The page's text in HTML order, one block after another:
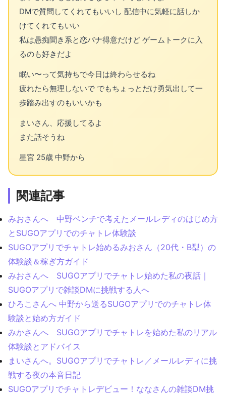
DMで質問してくれてもいいし 配信中に気軽に話しか
けてくれてもいい
私は愚痴聞き系と恋バナ得意だけど ゲームトークに入
るのも好きだよ
眠い〜って気持ちで今日は終わらせるね
疲れたら無理しないで でもちょっとだけ勇気出して一
歩踏み出すのもいいかも
まいさん、応援してるよ
また話そうね
星宮 25歳 中野から
関連記事
みおさんへ 中野ベンチで考えたメールレディのはじめ方
とSUGOアプリでのチャトレ体験談
SUGOアプリでチャトレ始めるみおさん（20代・B型）の
体験談＆稼ぎ方ガイド
みおさんへ SUGOアプリでチャトレ始めた私の夜話｜
SUGOアプリで雑談DMに挑戦する人へ
ひろこさんへ 中野から送るSUGOアプリでのチャトレ体
験談と始め方ガイド
みかさんへ SUGOアプリでチャトレを始めた私のリアル
体験談とアドバイス
まいさんへ。SUGOアプリでチャトレ／メールレディに挑
戦する夜の本音日記
SUGOアプリでチャトレデビュー！ななさんの雑談DM挑